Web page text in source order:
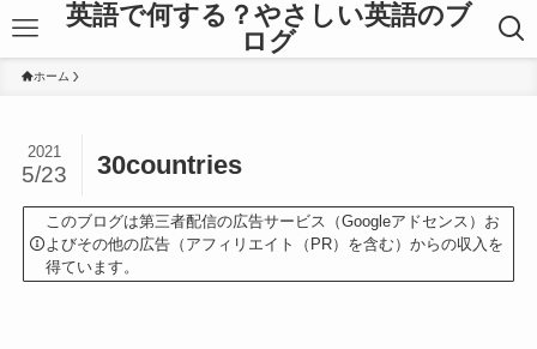
英語で何する？やさしい英語のブ
ログ
ホーム
30countries
2021
5/23
このブログは第三者配信の広告サービス（Googleアドセンス）お
よびその他の広告（アフィリエイト（PR）を含む）からの収入を
得ています。